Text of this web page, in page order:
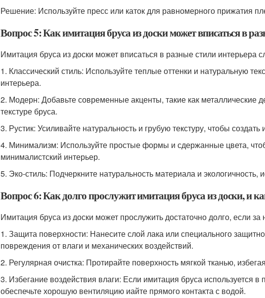
Решение: Используйте пресс или каток для равномерного прижатия
Вопрос 5: Как имитация бруса из доски может вписаться в
Имитация бруса из доски может вписаться в разные стили интерьера
1. Классический стиль: Используйте теплые оттенки и натуральную
интерьера.
2. Модерн: Добавьте современные акценты, такие как металлические
текстуре бруса.
3. Рустик: Усиливайте натуральность и грубую текстуру, чтобы создать
4. Минимализм: Используйте простые формы и сдержанные цвета,
минималистский интерьер.
5. Эко-стиль: Подчеркните натуральность материала и экологичность,
Вопрос 6: Как долго прослужит имитация бруса из доски, и
Имитация бруса из доски может прослужить достаточно долго, если
1. Защита поверхности: Нанесите слой лака или специального
повреждения от влаги и механических воздействий.
2. Регулярная очистка: Протирайте поверхность мягкой тканью,
3. Избегание воздействия влаги: Если имитация бруса используется
обеспечьте хорошую вентиляцию иайте прямого контакта с водой.